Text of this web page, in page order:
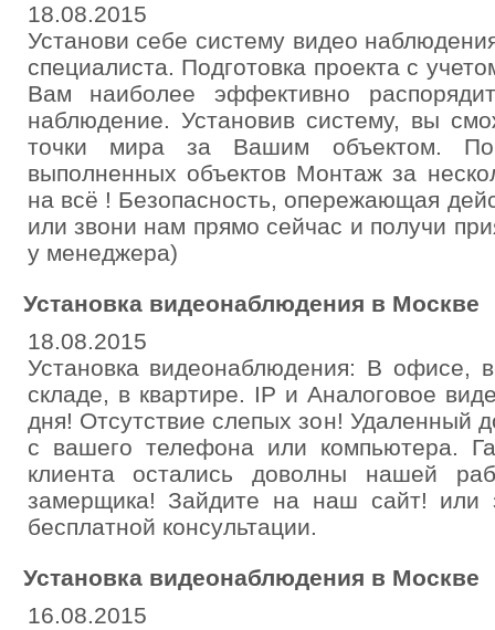
18.08.2015
Установи себе систему видео
специалиста. Подготовка проекта с
Вам наиболее эффективно
наблюдение. Установив систему, вы
точки мира за Вашим объектом.
выполненных объектов Монтаж за
на всё ! Безопасность, опережающая
или звони нам прямо сейчас и получи
у менеджера)
Установка видеонаблюдения в Москве
18.08.2015
Установка видеонаблюдения: В офисе,
складе, в квартире. IP и Аналоговое
дня! Отсутствие слепых зон! Удаленный
с вашего телефона или компьютера.
клиента остались доволны нашей
замерщика! Зайдите на наш сайт! или
бесплатной консультации.
Установка видеонаблюдения в Москве
16.08.2015